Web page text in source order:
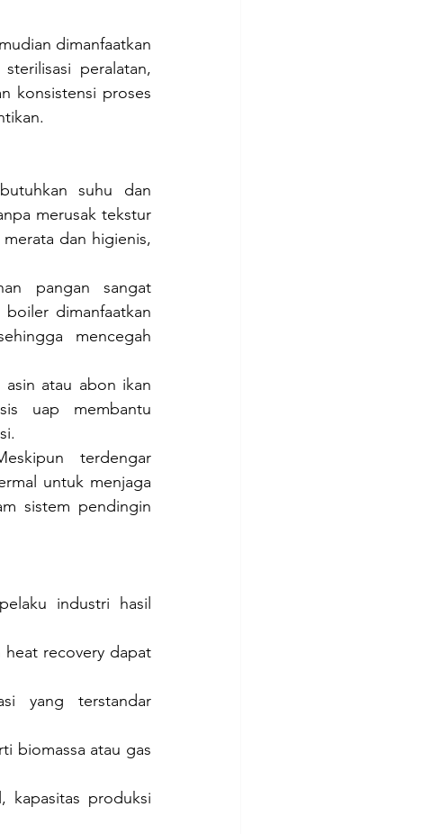
dimanfaatkan
peralatan,
konsistensi proses
suhu dan
merusak tekstur
dan higienis,
pangan sangat
dimanfaatkan
mencegah
atau abon ikan
uap membantu
terdengar
untuk menjaga
sistem pendingin
industri hasil
recovery dapat
yang terstandar
biomassa atau gas
kapasitas produksi